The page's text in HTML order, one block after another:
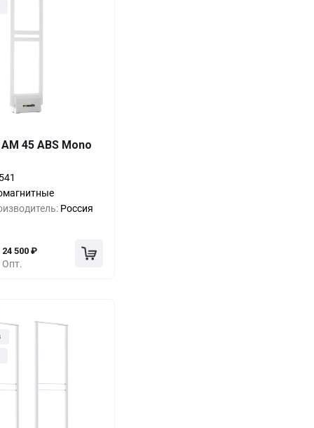
45 ABS Mono
Россия
Опт.
24 500 ₽
-17%
-23% 26 500₽